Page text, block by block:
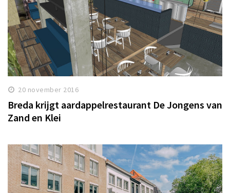
20 november 2016
Breda krijgt aardappelrestaurant De Jongens van
Zand en Klei